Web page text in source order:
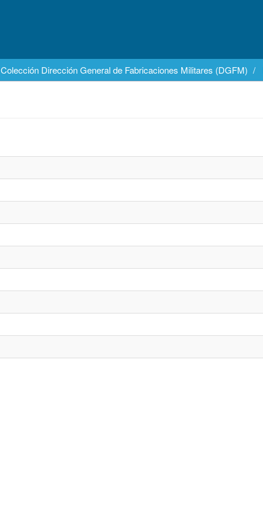
Colección Dirección General de Fabricaciones Militares (DGFM)